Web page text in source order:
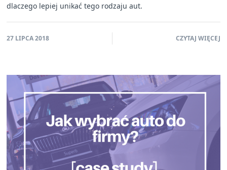
dlaczego lepiej unikać tego rodzaju aut.
27 LIPCA 2018 CZYTAJ WIĘCEJ